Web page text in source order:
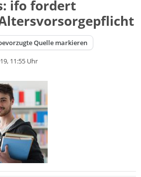
ifo fordert
Quelle markieren
11:55 Uhr